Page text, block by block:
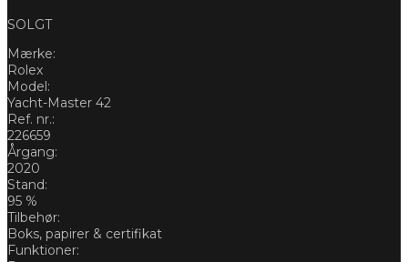
SOLGT
Mærke:
Rolex
Model:
Yacht-Master 42
Ref. nr.:
226659
Årgang:
2020
Stand:
95 %
Tilbehør:
Boks, papirer & certifikat
Funktioner: